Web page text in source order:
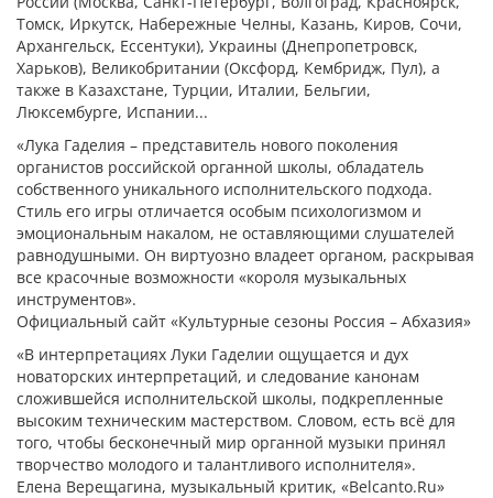
Томск, Иркутск, Набережные Челны, Казань, Киров, Сочи,
Архангельск, Ессентуки), Украины (Днепропетровск,
Харьков), Великобритании (Оксфорд, Кембридж, Пул), а
также в Казахстане, Турции, Италии, Бельгии,
Люксембурге, Испании...
«Лука Гаделия – представитель нового поколения
органистов российской органной школы, обладатель
собственного уникального исполнительского подхода.
Стиль его игры отличается особым психологизмом и
эмоциональным накалом, не оставляющими слушателей
равнодушными. Он виртуозно владеет органом, раскрывая
все красочные возможности «короля музыкальных
инструментов».
Официальный сайт «Культурные сезоны Россия – Абхазия»
«В интерпретациях Луки Гаделии ощущается и дух
новаторских интерпретаций, и следование канонам
сложившейся исполнительской школы, подкрепленные
высоким техническим мастерством. Словом, есть всё для
того, чтобы бесконечный мир органной музыки принял
творчество молодого и талантливого исполнителя».
Елена Верещагина, музыкальный критик, «Belcanto.Ru»